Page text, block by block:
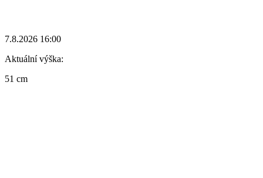
7.8.2026 16:00
Aktuální výška:
51 cm